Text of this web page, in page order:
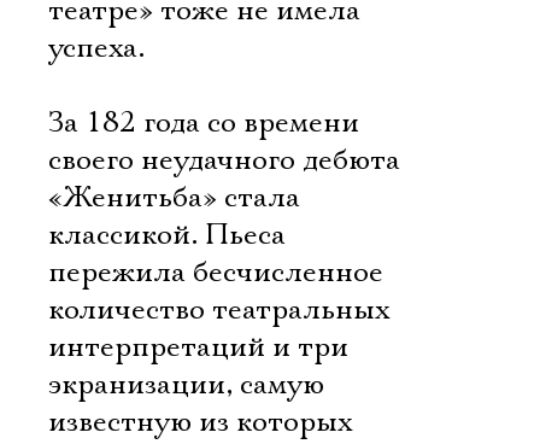
театре» тоже не имела
успеха.
За 182 года со времени
своего неудачного дебюта
«Женитьба» стала
классикой. Пьеса
пережила бесчисленное
количество театральных
интерпретаций и три
экранизации, самую
известную из которых